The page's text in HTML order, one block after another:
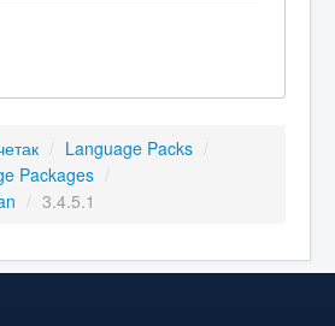
/ Language Packs /
Packages /
/ 3.4.5.1